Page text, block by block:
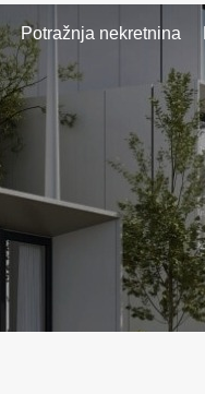
Potražnja nekretnina